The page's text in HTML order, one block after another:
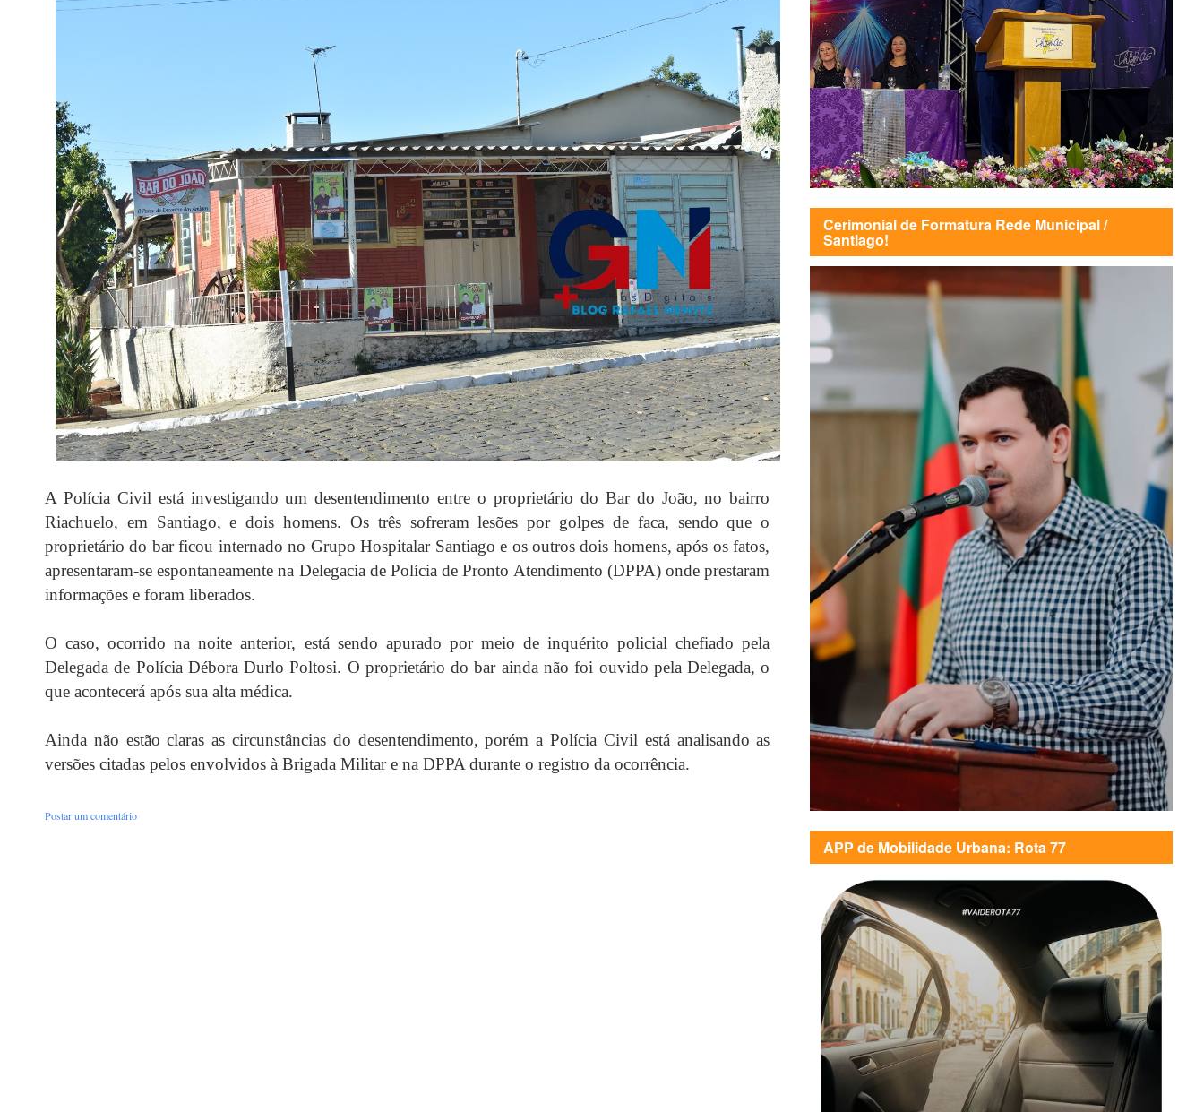
A Polícia Civil está investigando um desentendimento entre o proprietário do Bar do João, no bairro
Riachuelo, em Santiago, e dois homens. Os três sofreram lesões por golpes de faca, sendo que o
proprietário do bar ficou internado no Grupo Hospitalar Santiago e os outros dois homens, após os fatos,
apresentaram-se espontaneamente na Delegacia de Polícia de Pronto Atendimento (DPPA) onde prestaram
informações e foram liberados.
O caso, ocorrido na noite anterior, está sendo apurado por meio de inquérito policial chefiado pela
Delegada de Polícia Débora Durlo Poltosi. O proprietário do bar ainda não foi ouvido pela Delegada, o
que acontecerá após sua alta médica.
Ainda não estão claras as circunstâncias do desentendimento, porém a Polícia Civil está analisandoas
versões citadas pelos envolvidos à Brigada Militar e na DPPA durante o registro da ocorrência.
Postar um comentário
Cerimonial de Formatura Rede Municipal /
Santiago!
APP de Mobilidade Urbana: Rota 77